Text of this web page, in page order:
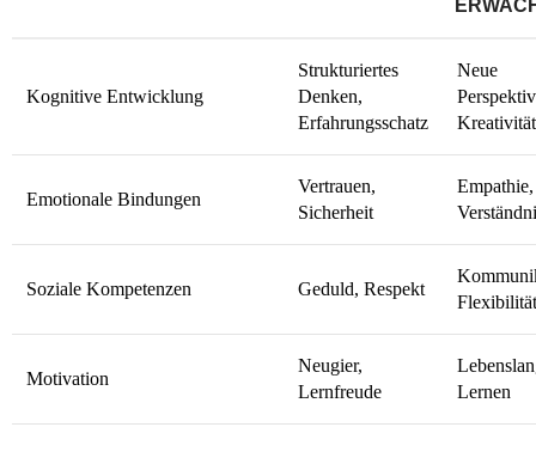
Kognitive Entwicklung
Strukturiertes
Denken,
Erfahrungsschatz
Neue
Kreativität
Emotionale Bindungen
Vertrauen,
Sicherheit
Empathie,
Soziale Kompetenzen Geduld, Respekt
Flexibilität
Motivation
Neugier,
Lernfreude
Lernen